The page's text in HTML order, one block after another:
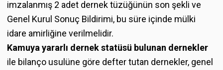
imzalanmış 2 adet dernek tüzüğünün son şekli ve
Genel Kurul Sonuç Bildirimi, bu süre içinde mülki
idare amirliğine verilmelidir.
Kamuya yararlı dernek statüsü bulunan dernekler
ile bilanço usulüne göre defter tutan dernekler, genel